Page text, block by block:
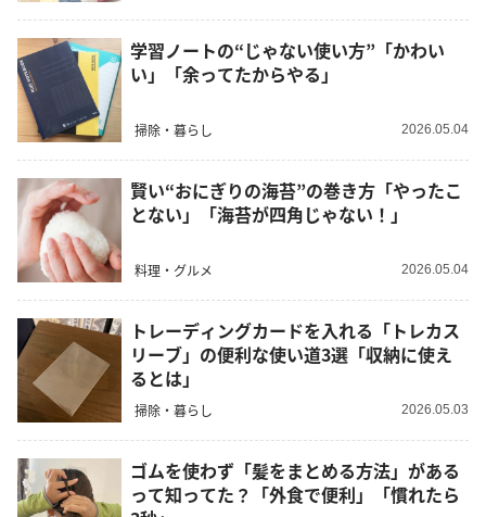
学習ノートの“じゃない使い方”「かわい
い」「余ってたからやる」
掃除・暮らし 2026.05.04
賢い“おにぎりの海苔”の巻き方「やったこ
とない」「海苔が四角じゃない！」
料理・グルメ 2026.05.04
トレーディングカードを入れる「トレカス
リーブ」の便利な使い道3選「収納に使え
るとは」
掃除・暮らし 2026.05.03
ゴムを使わず「髪をまとめる方法」がある
って知ってた？「外食で便利」「慣れたら